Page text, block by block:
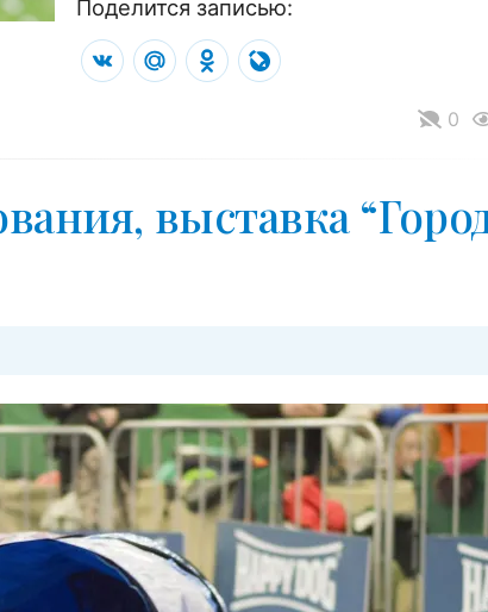
Поделится записью:
VK Mail.RuOdnoklassniki
0
выставка